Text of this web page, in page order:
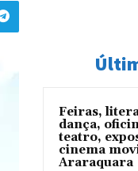
Feiras,
dança,
teatro,
cinema
Araraquara